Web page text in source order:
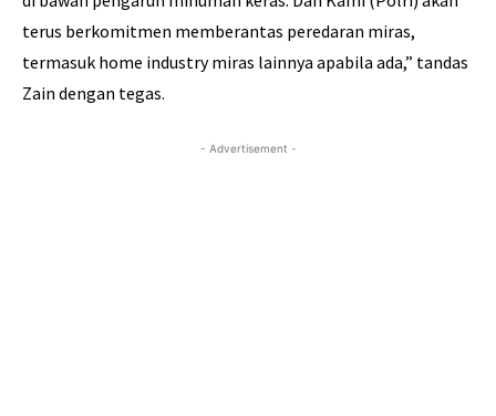
terus berkomitmen memberantas peredaran miras,
termasuk home industry miras lainnya apabila ada,” tandas
Zain dengan tegas.
- Advertisement -